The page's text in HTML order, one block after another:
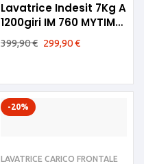
Lavatrice Indesit 7Kg A
1200giri IM 760 MYTIME
IT
399,90€ 299,90€
-20%
LAVATRICE CARICO FRONTALE